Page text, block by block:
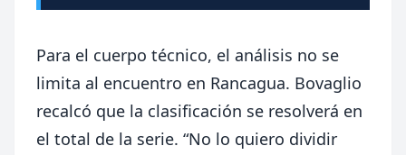
Para el cuerpo técnico, el análisis no se
limita al encuentro en Rancagua. Bovaglio
recalcó que la clasificación se resolverá en
el total de la serie. “No lo quiero dividir